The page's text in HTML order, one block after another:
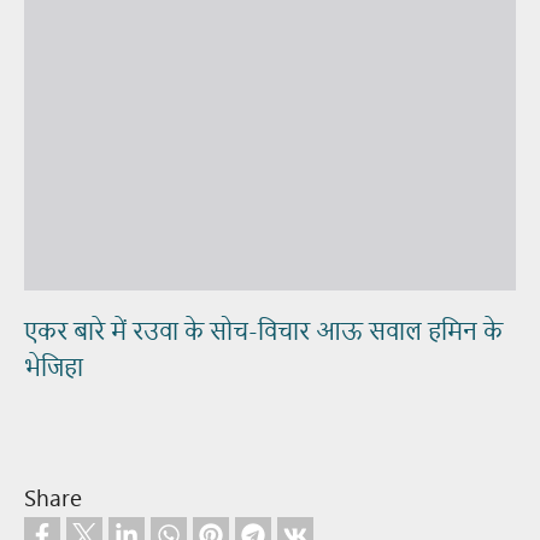
एकर बारे में रउवा के सोच-विचार आऊ सवाल हमिन के
भेजिहा
Share